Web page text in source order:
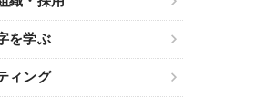
を学ぶ
ィング